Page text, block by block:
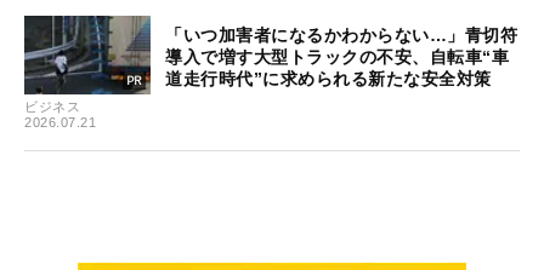
ビジネス
2026.07.21
「いつ加害者になるかわからない…」青切符
導入で増す大型トラックの不安、自転車“車
道走行時代”に求められる新たな安全対策